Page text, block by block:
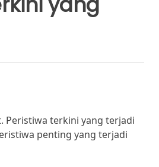
Peristiwa terkini yang terjadi
penting yang terjadi